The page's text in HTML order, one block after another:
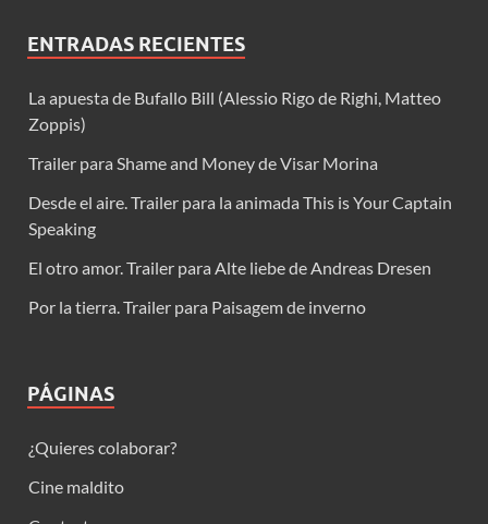
ENTRADAS RECIENTES
La apuesta de Bufallo Bill (Alessio Rigo de Righi, Matteo
Zoppis)
Trailer para Shame and Money de Visar Morina
Desde el aire. Trailer para la animada This is Your Captain
Speaking
El otro amor. Trailer para Alte liebe de Andreas Dresen
Por la tierra. Trailer para Paisagem de inverno
PÁGINAS
¿Quieres colaborar?
Cine maldito